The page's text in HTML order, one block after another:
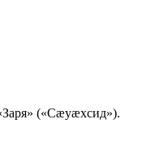
(«Cæуæхсид»).